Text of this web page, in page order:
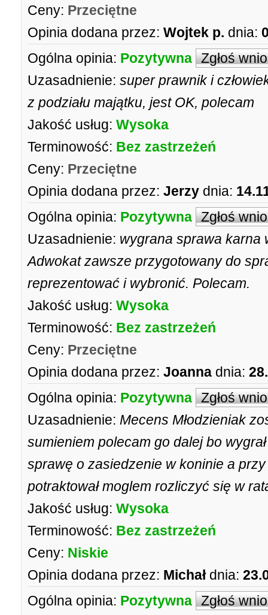
Ceny: Przeciętne
Opinia dodana przez: Wojtek p. dnia:
Ogólna opinia: Pozytywna Zgłoś
Uzasadnienie: super prawnik i
z podziału majątku, jest OK, polecam
Jakość usług: Wysoka
Terminowość: Bez zastrzeżeń
Ceny: Przeciętne
Opinia dodana przez: Jerzy dnia:
Ogólna opinia: Pozytywna Zgłoś
Uzasadnienie: wygrana sprawa karna
Adwokat zawsze przygotowany do
reprezentować i wybronić. Polecam.
Jakość usług: Wysoka
Terminowość: Bez zastrzeżeń
Ceny: Przeciętne
Opinia dodana przez: Joanna dnia:
Ogólna opinia: Pozytywna Zgłoś
Uzasadnienie: Mecens Młodzieniak
sumieniem polecam go dalej bo
sprawę o zasiedzenie w koninie a
potraktował moglem rozliczyć się w
Jakość usług: Wysoka
Terminowość: Bez zastrzeżeń
Ceny: Niskie
Opinia dodana przez: Michał dnia:
Ogólna opinia: Pozytywna Zgłoś